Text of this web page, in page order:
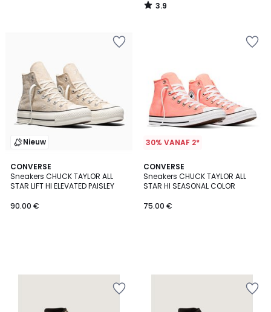
3.9
/
Nieuw
CONVERSE
Sneakers CHUCK TAYLOR ALL
STAR LIFT HI ELEVATED PAISLEY
90.00 €
30% VANAF 2*
CONVERSE
Sneakers CHUCK TAYLOR ALL
STAR HI SEASONAL COLOR
75.00 €